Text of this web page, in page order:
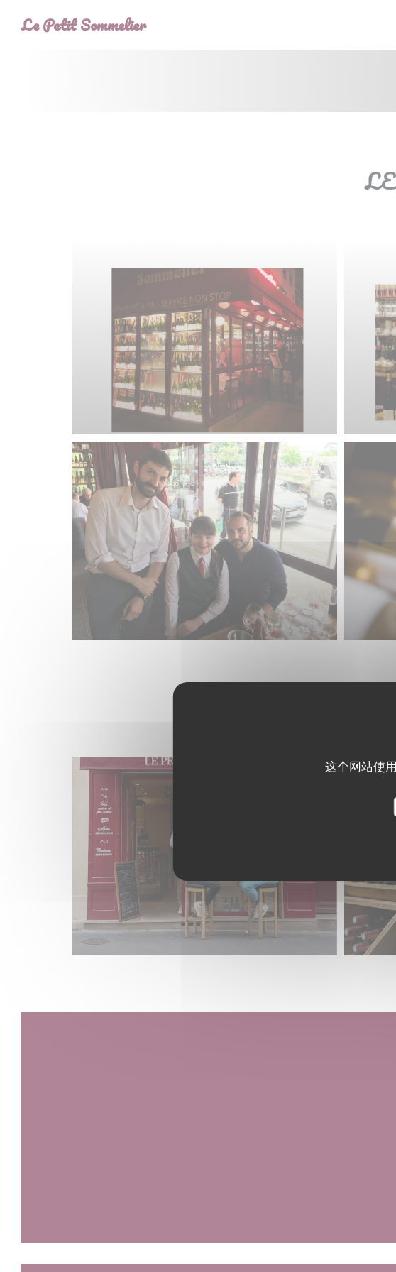
这个网站使
Le Petit Sommelier